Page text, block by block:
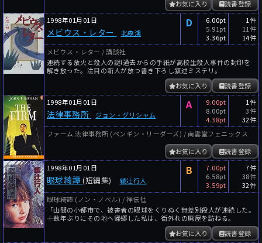
読書登録
お気に入り
1998年01月01日
メビウス・レター 北森鴻
D
6.00pt
5.91pt
3.36pt
1件
11件
14件
メビウス・レター / 講談社
連続する放火と殺人の謎!過去からの手紙が高校生殺人事件の封印を
解き放った。注目の新人が放つ書き下ろし叙述ミステリ。
読書登録
お気に入り
1998年01月01日
法律事務所 ジョン・グリシャム
A
9.00pt
8.00pt
4.38pt
1件
3件
32件
ファーム 法律事務所 (ペンギン・リーダーズ) / 南雲堂フェニックス
読書登録
お気に入り
1998年01月01日
眼球綺譚 (短編集) 綾辻行人
B
7.00pt
6.58pt
3.59pt
7件
38件
32件
眼球綺譚 (ノン・ノベル) / 祥伝社
「山間の小都市で、被害者の眼球をくりぬく無差別殺人が連続した。
十数年ぶりにその地へ帰郷した私は、街外れの廃屋を訪ねる。
読書登録
お気に入り